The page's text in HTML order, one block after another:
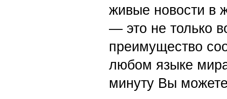
живые новости в
— это не только
преимущество
любом языке
минуту Вы